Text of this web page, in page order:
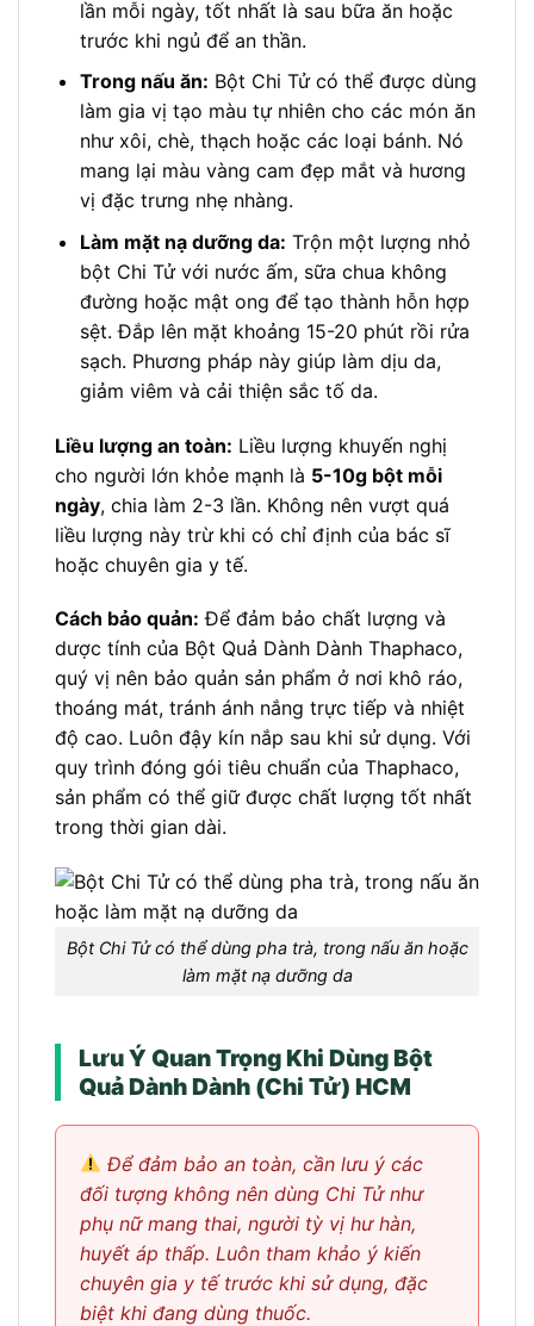
lần mỗi ngày, tốt nhất là sau bữa ăn hoặc
trước khi ngủ để an thần.
Trong nấu ăn: Bột Chi Tử có thể được dùng
làm gia vị tạo màu tự nhiên cho các món ăn
như xôi, chè, thạch hoặc các loại bánh. Nó
mang lại màu vàng cam đẹp mắt và hương
vị đặc trưng nhẹ nhàng.
Làm mặt nạ dưỡng da: Trộn một lượng nhỏ
bột Chi Tử với nước ấm, sữa chua không
đường hoặc mật ong để tạo thành hỗn hợp
sệt. Đắp lên mặt khoảng 15-20 phút rồi rửa
sạch. Phương pháp này giúp làm dịu da,
giảm viêm và cải thiện sắc tố da.
Liều lượng an toàn: Liều lượng khuyến nghị
cho người lớn khỏe mạnh là 5-10g bột mỗi
ngày, chia làm 2-3 lần. Không nên vượt quá
liều lượng này trừ khi có chỉ định của bác sĩ
hoặc chuyên gia y tế.
Cách bảo quản: Để đảm bảo chất lượng và
dược tính của Bột Quả Dành Dành Thaphaco,
quý vị nên bảo quản sản phẩm ở nơi khô ráo,
thoáng mát, tránh ánh nắng trực tiếp và nhiệt
độ cao. Luôn đậy kín nắp sau khi sử dụng. Với
quy trình đóng gói tiêu chuẩn của Thaphaco,
sản phẩm có thể giữ được chất lượng tốt nhất
trong thời gian dài.
Bột Chi Tử có thể dùng pha trà, trong nấu ăn hoặc
làm mặt nạ dưỡng da
Lưu Ý Quan Trọng Khi Dùng Bột
Quả Dành Dành (Chi Tử) HCM
Để đảm bảo an toàn, cần lưu ý các
đối tượng không nên dùng Chi Tử như
phụ nữ mang thai, người tỳ vị hư hàn,
huyết áp thấp. Luôn tham khảo ý kiến
chuyên gia y tế trước khi sử dụng, đặc
biệt khi đang dùng thuốc.